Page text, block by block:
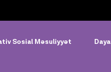
Sosial Məsuliyyət